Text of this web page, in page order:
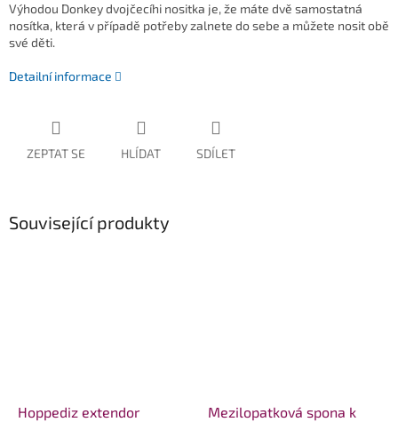
Výhodou Donkey dvojčecíhi nositka je, že máte dvě samostatná
nosítka, která v případě potřeby zalnete do sebe a můžete nosit obě
své děti.
Detailní informace
ZEPTAT SE HLÍDAT SDÍLET
Související produkty
Hoppediz extendor
Mezilopatková spona k